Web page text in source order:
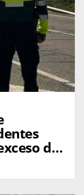
de